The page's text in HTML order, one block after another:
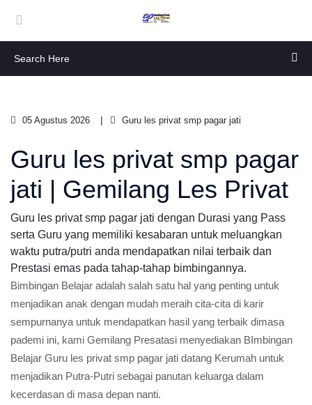
05 Agustus 2026 Guru les privat smp pagar jati
Guru les privat smp pagar
jati | Gemilang Les Privat
Guru les privat smp pagar jati dengan Durasi yang Pass
serta Guru yang memiliki kesabaran untuk meluangkan
waktu putra/putri anda mendapatkan nilai terbaik dan
Prestasi emas pada tahap-tahap bimbingannya.
Bimbingan Belajar adalah salah satu hal yang penting untuk
menjadikan anak dengan mudah meraih cita-cita di karir
sempurnanya untuk mendapatkan hasil yang terbaik dimasa
pademi ini, kami Gemilang Presatasi menyediakan BImbingan
Belajar Guru les privat smp pagar jati datang Kerumah untuk
menjadikan Putra-Putri sebagai panutan keluarga dalam
kecerdasan di masa depan nanti.